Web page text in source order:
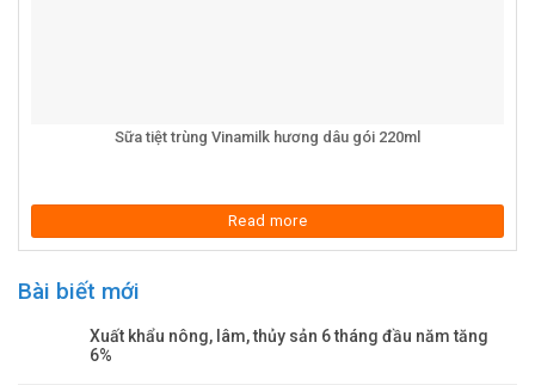
Sữa tiệt trùng Vinamilk hương dâu gói 220ml
Read more
Bài biết mới
Xuất khẩu nông, lâm, thủy sản 6 tháng đầu năm tăng
6%